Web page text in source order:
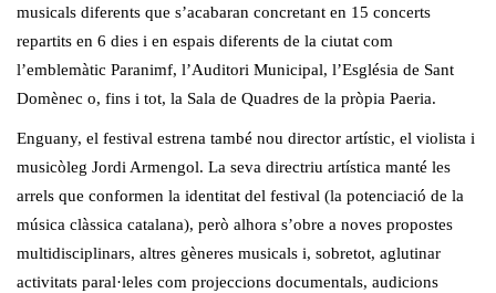
musicals diferents que s’acabaran concretant en 15 concerts
repartits en 6 dies i en espais diferents de la ciutat com
l’emblemàtic Paranimf, l’Auditori Municipal, l’Església de Sant
Domènec o, fins i tot, la Sala de Quadres de la pròpia Paeria.
Enguany, el festival estrena també nou director artístic, el violista i
musicòleg Jordi Armengol. La seva directriu artística manté les
arrels que conformen la identitat del festival (la potenciació de la
música clàssica catalana), però alhora s’obre a noves propostes
multidisciplinars, altres gèneres musicals i, sobretot, aglutinar
activitats paral·leles com projeccions documentals, audicions